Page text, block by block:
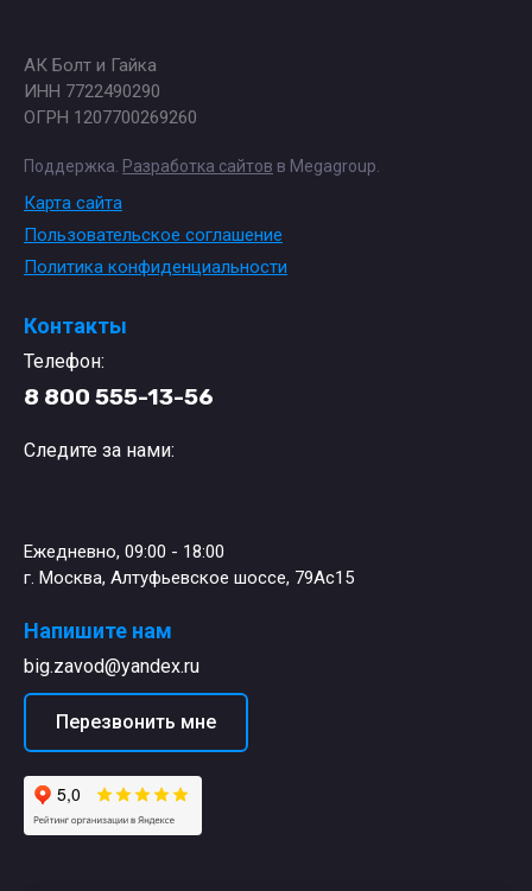
АК Болт и Гайка
ИНН 7722490290
ОГРН 1207700269260
Поддержка. Разработка сайтов в Megagroup.
Карта сайта
Пользовательское соглашение
Политика конфиденциальности
Контакты
Телефон:
8 800 555-13-56
Следите за нами:
Ежедневно, 09:00 - 18:00
г. Москва, Алтуфьевское шоссе, 79Ас15
Напишите нам
big.zavod@yandex.ru
Перезвонить мне